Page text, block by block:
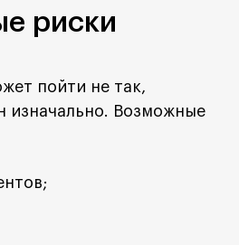
риски
пойти не так,
изначально. Возможные